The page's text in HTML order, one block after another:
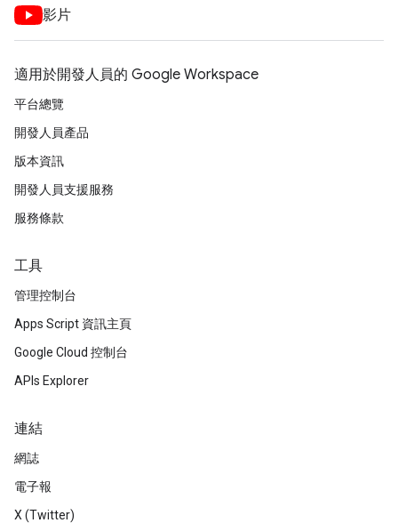
影片
適用於開發人員的 Google Workspace
平台總覽
開發人員產品
版本資訊
開發人員支援服務
服務條款
工具
管理控制台
Apps Script 資訊主頁
Google Cloud 控制台
APIs Explorer
連結
網誌
電子報
X (Twitter)